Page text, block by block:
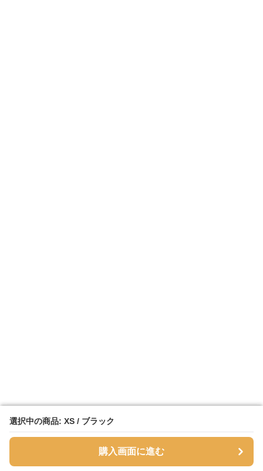
選択中の商品: XS / ブラック
購入画面に進む
選択中の商品: XS / ブラック
購入画面に進む